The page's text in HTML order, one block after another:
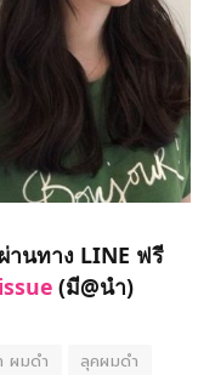
นทาง LINE ฟรี
(มี@นำ)
ผมดำ ลุคผมดำ